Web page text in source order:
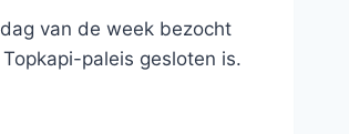
van de week bezocht
paleis gesloten is.